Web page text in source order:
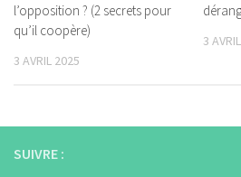
l’opposition ? (2 secrets pour
qu’il coopère)
3 AVRIL 2025
3
SUIVRE :